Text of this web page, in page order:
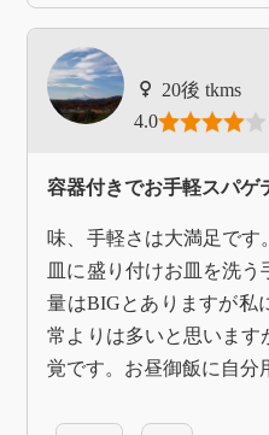
tkms
4.0
容器付きでお手軽スパゲ
味、手軽さは大満足です
皿に盛り付けお皿を洗う
量はBIGとありますが私
常よりは多いと思います
覚です。お昼御飯に自分